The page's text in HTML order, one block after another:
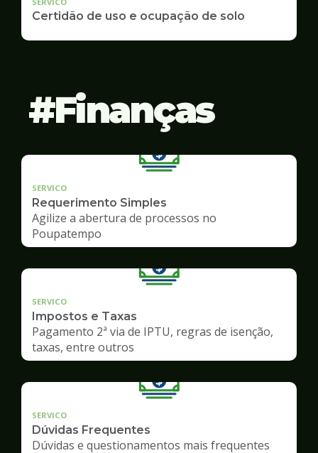
Certidão de uso e ocupação de solo
Finanças
SERVICO
Requerimento Simples
Agilize a abertura de processos no
Poupatempo
SERVICO
Impostos e Taxas
Pagamento 2ª via de IPTU, regras de isenção,
taxas, entre outros
SERVICO
Dúvidas Frequentes
Dúvidas e questionamentos mais frequentes